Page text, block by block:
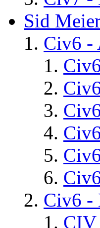
Sid
Civ6 -
Civ6 -
CIV